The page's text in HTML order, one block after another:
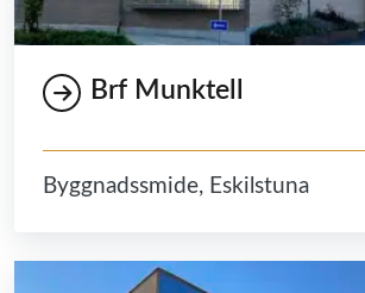
Brf Munktell
Byggnadssmide, Eskilstuna